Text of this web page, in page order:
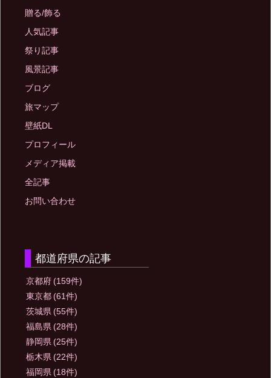
贈る/飾る
人気記事
祭り記事
風景記事
ブログ
旅マップ
壁紙DL
プロフィール
メディア掲載
全記事
お問い合わせ
都道府県の記事
京都府 (159件)
東京都 (61件)
茨城県 (55件)
福島県 (28件)
静岡県 (25件)
栃木県 (22件)
福岡県 (18件)